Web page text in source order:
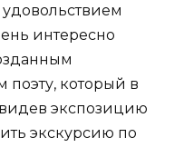
интересно
который в
экспозицию
экскурсию по